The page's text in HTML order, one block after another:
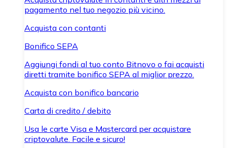
pagamento nel tuo negozio più vicino.
Acquista con contanti
Bonifico SEPA
Aggiungi fondi al tuo conto Bitnovo o fai acquisti
diretti tramite bonifico SEPA al miglior prezzo.
Acquista con bonifico bancario
Carta di credito / debito
Usa le carte Visa e Mastercard per acquistare
criptovalute. Facile e sicuro!